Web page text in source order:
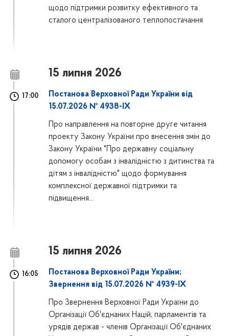
щодо підтримки розвитку ефективного та
сталого централізованого теплопостачання
15 липня 2026
17:00
Постанова Верховної Ради України від
15.07.2026 № 4938-IX
Про направлення на повторне друге читання
проекту Закону України про внесення змін до
Закону України "Про державну соціальну
допомогу особам з інвалідністю з дитинства та
дітям з інвалідністю" щодо формування
комплексної державної підтримки та
підвищення...
15 липня 2026
16:05
Постанова Верховної Ради України;
Звернення від 15.07.2026 № 4939-IX
Про Звернення Верховної Ради України до
Організації Об'єднаних Націй, парламентів та
урядів держав - членів Організації Об'єднаних